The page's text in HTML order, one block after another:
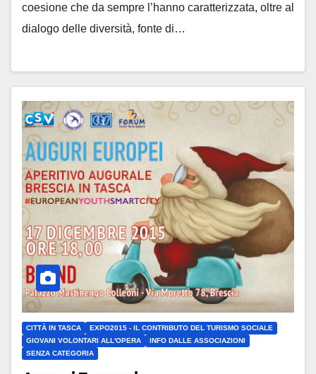
coesione che da sempre l’hanno caratterizzata, oltre al
dialogo delle diversità, fonte di…
CITTÀ IN TASCA
EXPO2015 - IL CONTRIBUTO DEL TURISMO SOCIALE
GIOVANI VOLONTARI ALL'OPERA
INFO DALLE ASSOCIAZIONI
SENZA CATEGORIA